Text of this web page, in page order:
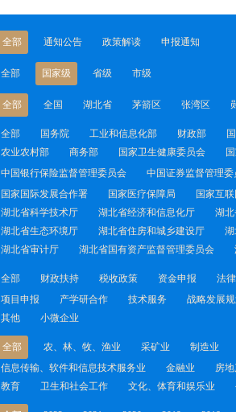
全部 通知公告 政策解读 申报通知
全部 国家级 省级 市级
全部 全国 湖北省 茅箭区 张湾区
全部 国务院 工业和信息化部 财政部
农业农村部
商务部 国家卫生健康委员会
中国银行保险监督管理委员会
中国证券监督管理委
国家国际发展合作署
国家医疗保障局
国家互
湖北省科学技术厅
湖北省经济和信息化厅
湖
湖北省生态环境厅
湖北省住房和城乡建设厅
湖北省审计厅
湖北省国有资产监督管理委员会
全部 财政扶持 税收政策 资金申报
法
项目申报
产学研合作 技术服务
战略发展
其他
小微企业
全部 农、林、牧、渔业 采矿业
制造业
信息传输、软件和信息技术服务业
金融业
房
教育
卫生和社会工作 文化、体育和娱乐业